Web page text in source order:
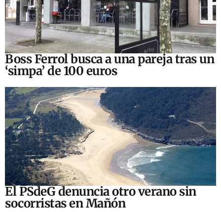
Boss Ferrol busca a una pareja tras un
‘simpa’ de 100 euros
El PSdeG denuncia otro verano sin
socorristas en Mañón